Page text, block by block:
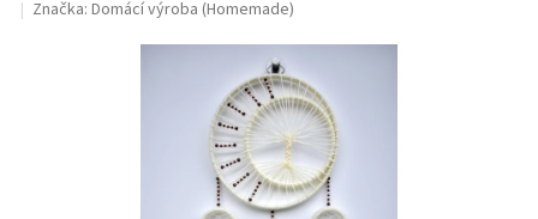
hodnocení
Značka: Domácí výroba (Homemade)